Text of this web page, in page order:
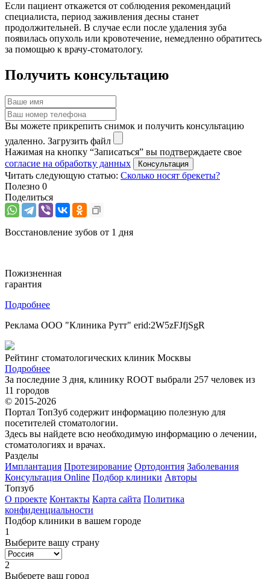
Если пациент откажется от соблюдения рекомендаций
специалиста, период заживления десны станет
продолжительней. В случае если после удаления зуба
появилась опухоль или кровотечение, немедленно обратитесь
за помощью к врачу-стоматологу.
Получить консультацию
Вы можете прикрепить снимок и получить консультацию
удаленно. Загрузить файл
Нажимая на кнопку “Записаться” вы подтверждаете свое
согласие на обработку данных
Читать следующую статью: Сколько носят брекеты?
Полезно 0
Поделиться
Восстановление зубов от 1 дня
Пожизненная
гарантия
Подробнее
Реклама ООО "Клиника Рутт" erid:2W5zFJfjSgR
Рейтинг стоматологических клиник Москвы
Подробнее
За последние 3 дня, клинику ROOT выбрали 257 человек из
11 городов
© 2015-2026
Портал ТопЗуб содержит информацию полезную для
посетителей стоматологии.
Здесь вы найдете всю необходимую информацию о лечении,
стоматологиях и врачах.
Разделы
Имплантация Протезирование Ортодонтия Заболевания
Консультация Online Подбор клиники Авторы
Топзуб
О проекте Контакты Карта сайта Политика
конфиденциальности
Подбор клиники в вашем городе
1
Выберите вашу страну
2
Выберете ваш город